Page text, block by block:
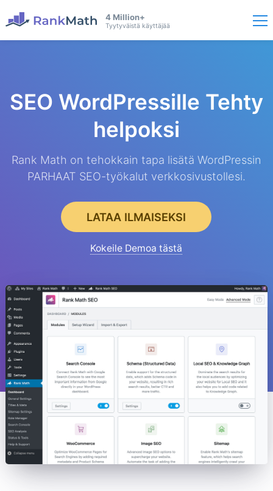
4 Million+
Tyytyväistä käyttäjää
SEO WordPressille Tehty
helpoksi
Rank Math on tehokkain tapa lisätä WordPressin
PARHAAT SEO-työkalut verkkosivustollesi.
LATAA ILMAISEKSI
Kokeile Demoa tästä